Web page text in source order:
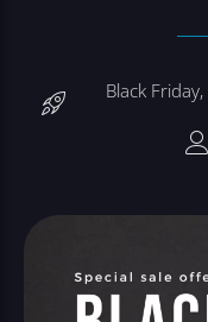
Black Friday,